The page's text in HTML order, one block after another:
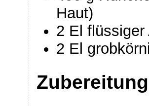
Haut)
2 El
2 El